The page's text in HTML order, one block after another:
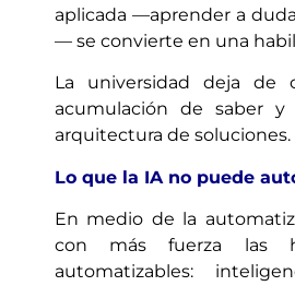
aplicada —aprender a
— se convierte en una
La universidad deja de
acumulación de saber y
arquitectura de soluciones.
Lo que la IA no puede
En medio de la
con más fuerza las
automatizables: